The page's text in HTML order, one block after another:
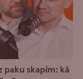
paku skapim: kā